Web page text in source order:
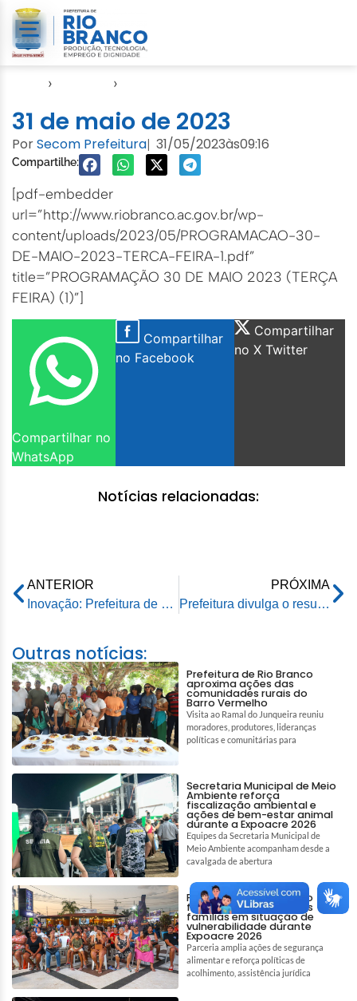
› ›
31 de maio de 2023
PorSecom Prefeitura| 31/05/2023às09:16
Compartilhe:
[pdf-embedder
url=”http://www.riobranco.ac.gov.br/wp-
content/uploads/2023/05/PROGRAMACAO-30-
DE-MAIO-2023-TERCA-FEIRA-1.pdf”
title=”PROGRAMAÇÃO 30 DE MAIO 2023 (TERÇA
FEIRA) (1)”]
Compartilhar no
WhatsApp
Compartilhar
no Facebook
Compartilhar
no X Twitter
Notícias relacionadas:
ANTERIOR
Inovação: Prefeitura de Rio Branco lança oficialmente o Alvará Imediato da Construção Civil
PRÓXIMA
Prefeitura divulga o resultado preliminar do processo seletivo da Emurb
Outras notícias:
Prefeitura de Rio Branco
aproxima ações das
comunidades rurais do
Barro Vermelho
Visita ao Ramal do Junqueira reuniu
moradores, produtores, lideranças
políticas e comunitárias para
Secretaria Municipal de Meio
Ambiente reforça
fiscalização ambiental e
ações de bem-estar animal
durante a Expoacre 2026
Equipes da Secretaria Municipal de
Meio Ambiente acompanham desde a
cavalgada de abertura
Prefeitura de Rio Branco
fortalece assistência às
famílias em situação de
vulnerabilidade durante
Expoacre 2026
Parceria amplia ações de segurança
alimentar e reforça políticas de
acolhimento, assistência jurídica